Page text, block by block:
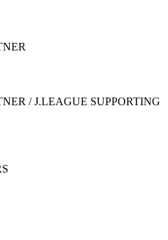
/ J.LEAGUE SUPPORTING